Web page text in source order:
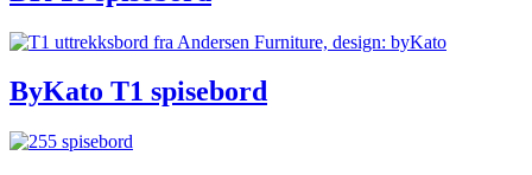
ByKato T1 spisebord